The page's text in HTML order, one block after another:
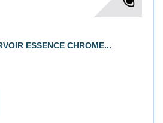
ESSENCE CHROME...